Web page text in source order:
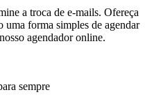
a troca de e-mails. Ofereça
uma forma simples de agendar
agendador online.
sempre